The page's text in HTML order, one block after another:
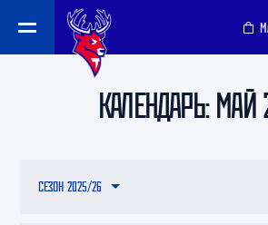
КАЛЕНДАРЬ: МАЙ
СЕЗОН 2025/26